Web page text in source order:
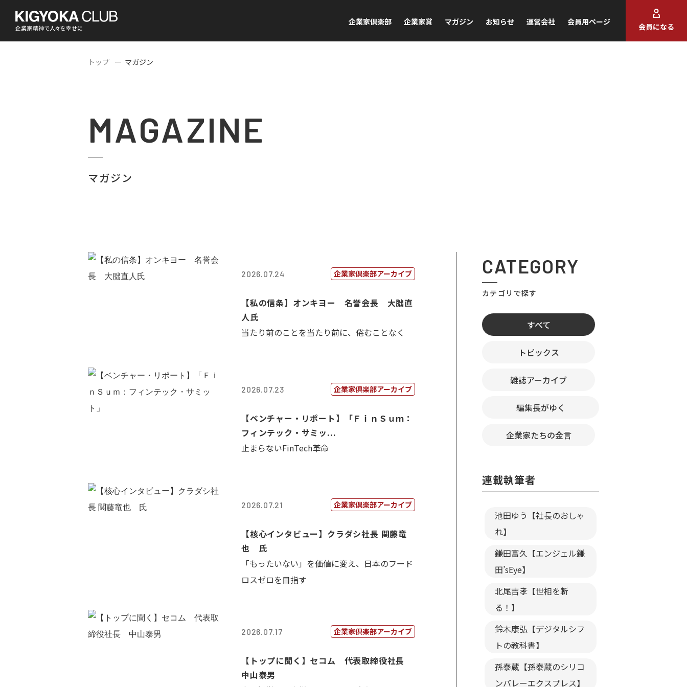
企業家倶楽部 企業家賞 マガジン お知らせ 運営会社 会員用ページ
会員になる
トップ マガジン
MAGAZINE
マガジン
2026.07.24 企業家倶楽部アーカイブ
【私の信条】オンキヨー 名誉会長 大朏直
人氏
当たり前のことを当たり前に、倦むことなく
2026.07.23 企業家倶楽部アーカイブ
【ベンチャー・リポート】「ＦｉｎＳｕｍ：
フィンテック・サミッ...
止まらないFinTech革命
2026.07.21 企業家倶楽部アーカイブ
【核心インタビュー】クラダシ社長 関藤竜
也 氏
「もったいない」を価値に変え、日本のフード
ロスゼロを目指す
2026.07.17 企業家倶楽部アーカイブ
【トップに聞く】セコム 代表取締役社長
中山泰男
CATEGORY
カテゴリで探す
すべて
トピックス
雑誌アーカイブ
編集長がゆく
企業家たちの金言
連載執筆者
池田ゆう【社長のおしゃ
れ】
鎌田富久【エンジェル鎌
田’sEye】
北尾吉孝【世相を斬
る！】
鈴木康弘【デジタルシフ
トの教科書】
孫泰蔵【孫泰蔵のシリコ
ンバレーエクスプレス】